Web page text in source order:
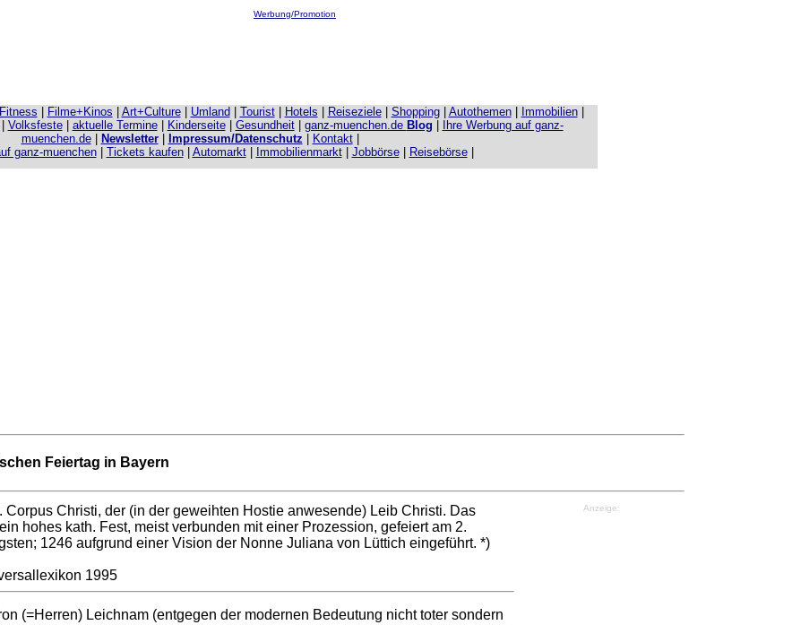
Werbung/Promotion
Filme+Kinos Art+Culture| Umland Tourist| Hotels Reiseziele| Shopping Autothemen Immobilien
Volksfeste| aktuelle Termine| Kinderseite| Gesundheit| ganz-muenchen.de Blog
Ihre Werbung auf ganz-
muenchen.de| Newsletter| Impressum/Datenschutz Kontakt
ganz-muenchen| Tickets kaufen Automarkt Immobilienmarkt| Jobbörse| Reisebörse|
Feiertag in Bayern
Corpus Christi, der (in der geweihten Hostie anwesende) Leib Christi. Das
hohes kath. Fest, meist verbunden mit einer Prozession, gefeiert am 2.
1246 aufgrund einer Vision der Nonne Juliana von Lüttich eingeführt. *)
1995
(=Herren) Leichnam (entgegen der modernen Bedeutung nicht toter sondern
Anzeige: